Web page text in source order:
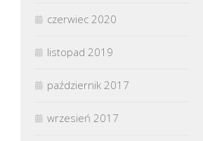
czerwiec 2020
listopad 2019
październik 2017
wrzesień 2017